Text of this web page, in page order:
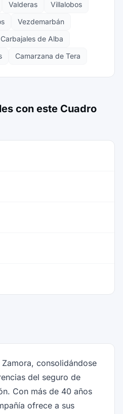
Valderas
Villalobos
Vezdemarbán
Carbajales de Alba
Camarzana de Tera
con este Cuadro
consolidándose
del seguro de
Con más de 40 años
ofrece a sus